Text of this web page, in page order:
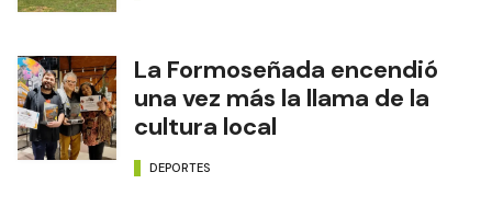
La Formoseñada encendió
una vez más la llama de la
cultura local
DEPORTES